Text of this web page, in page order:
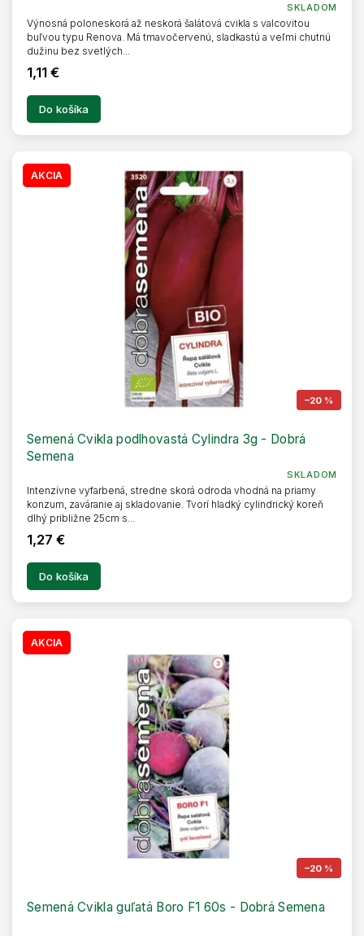
SKLADOM
1,11 €
Do košíka
Výnosná poloneskorá až neskorá šalátová cvikla s valcovitou
buľvou typu Renova. Má tmavočervenú, sladkastú a veľmi chutnú
dužinu bez svetlých...
AKCIA
–20 %
Semená Cvikla podlhovastá Cylindra 3g - Dobrá
Semena
SKLADOM
1,27 €
Do košíka
Intenzívne vyfarbená, stredne skorá odroda vhodná na priamy
konzum, zaváranie aj skladovanie. Tvorí hladký cylindrický koreň
dlhý približne 25cm s...
AKCIA
–20 %
Semená Cvikla guľatá Boro F1 60s - Dobrá Semena